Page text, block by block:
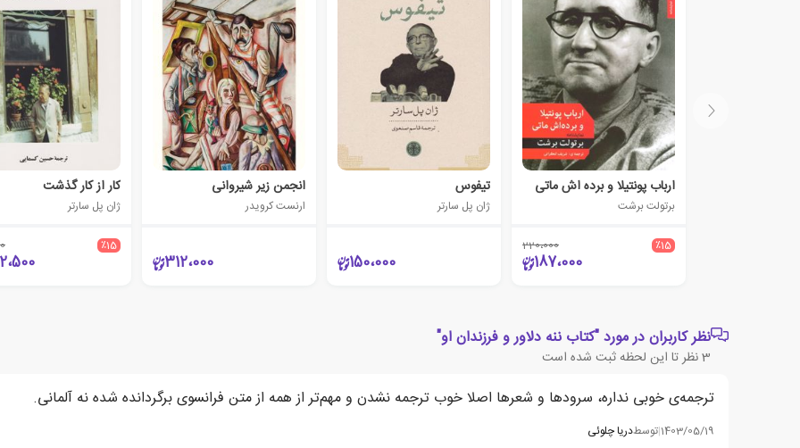
ارباب پونتیلا و برده اش ماتی
برتولت برشت
٪15 220،000
187،000
تیفوس
ژان پل سارتر
150،000
انجمن زیر شیروانی
ارنست کرویدر
312،000
کار از کار گذشت
ژان پل سارتر
٪15
نظر کاربران در مورد "کتاب ننه دلاور و فرزندان او"
3نظر تا این لحظه ثبت شده است
ترجمه‌ی خوبی نداره، سرود‌ها و شعر‌ها اصلا خوب ترجمه نشدن و مهم‌تر از همه از متن فرانسوی برگردانده شده نه آلمانی.
1403/05/19
|توسطدریا چلوئی